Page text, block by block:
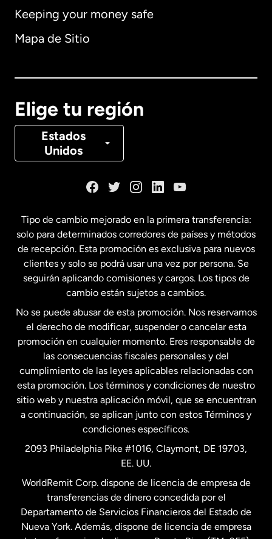
Keeping your money safe
Mapa de Sitio
Elige tu región
Estados
Unidos
Alemania
Canadá Français
Estados Unidos English
Estados Unidos Español
Francia
Malasia
Nueva Zelanda
Países Bajos
Suecia
Tipo de cambio mejorado en la primera transferencia:
solo para determinados corredores de países y métodos
de recepción. Esta promoción es exclusiva para nuevos
clientes y solo se podrá usar una vez por persona. Se
seguirán aplicando comisiones y cargos. Los tipos de
cambio están sujetos a cambios.
No se puede abusar de esta promoción. Nos reservamos
el derecho de modificar, suspender o cancelar esta
promoción en cualquier momento. Eres responsable de
las consecuencias fiscales personales y del
cumplimiento de las leyes aplicables relacionadas con
esta promoción. Los términos y condiciones de nuestro
sitio web y nuestra aplicación móvil, que se encuentran
a continuación, se aplican junto con estos Términos y
condiciones específicos.
2093 Philadelphia Pike #1016, Claymont, DE 19703,
EE. UU.
WorldRemit Corp. dispone de licencia de empresa de
transferencias de dinero concedida por el
Departamento de Servicios Financieros del Estado de
Nueva York. Además, dispone de licencia de empresa